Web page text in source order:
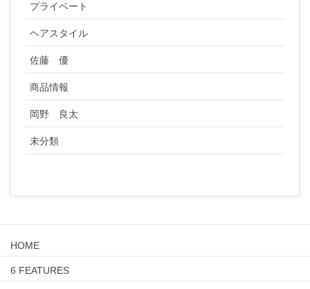
プライベート
ヘアスタイル
佐藤 優
商品情報
岡野 良太
未分類
HOME
6 FEATURES